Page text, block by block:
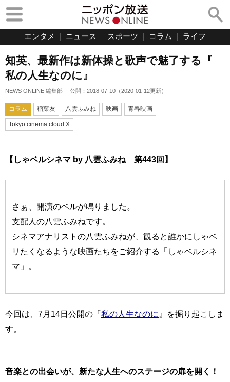
エンタメ ニュース スポーツ コラム ライフ
知英、最新作は新体操と歌声で魅了する『
私の人生なのに』
NEWS ONLINE 編集部 公開： 2018-07-10 （2020-01-12更新）
コラム 稲葉友 八雲ふみね 映画 青春映画
Tokyo cinema cloud X
【しゃベルシネマ by 八雲ふみね 第443回】
さぁ、開演のベルが鳴りました。
支配人の八雲ふみねです。
シネマアナリストの八雲ふみねが、観ると誰かにしゃベ
リたくなるような映画たちをご紹介する「しゃベルシネ
マ」。
今回は、7月14日公開の『私の人生なのに 』を掘り起こしま
す。
音楽との出会いが、新たな人生へのステージの扉を開く！